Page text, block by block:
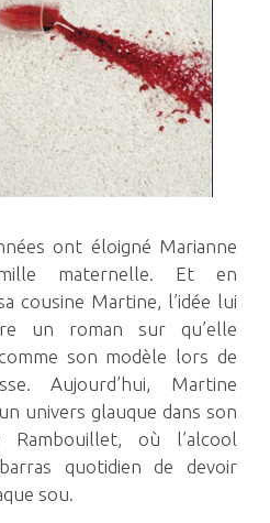
ont éloigné Marianne
maternelle. Et en
cousine Martine, l’idée lui
un roman sur qu’elle
son modèle lors de
Aujourd’hui, Martine
univers glauque dans son
Rambouillet, où l’alcool
quotidien de devoir
sou.